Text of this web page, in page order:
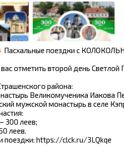
Пасхальные поездки с
отметить второй день Светлой
района:
Великомученика Иакова
мужской монастырь в селе
300 леев;
леев.
поездки: https://clck.ru/3LQkqe